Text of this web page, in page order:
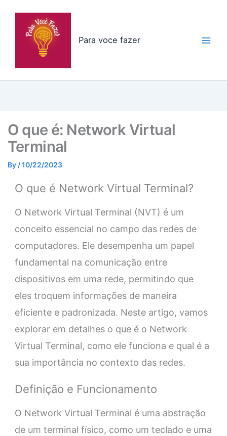
Para voce fazer
O que é: Network Virtual
Terminal
By /10/22/2023
O que é Network Virtual Terminal?
O Network Virtual Terminal (NVT) é um
conceito essencial no campo das redes de
computadores. Ele desempenha um papel
fundamental na comunicação entre
dispositivos em uma rede, permitindo que
eles troquem informações de maneira
eficiente e padronizada. Neste artigo, vamos
explorar em detalhes o que é o Network
Virtual Terminal, como ele funciona e qual é a
sua importância no contexto das redes.
Definição e Funcionamento
O Network Virtual Terminal é uma abstração
de um terminal físico, como um teclado e uma